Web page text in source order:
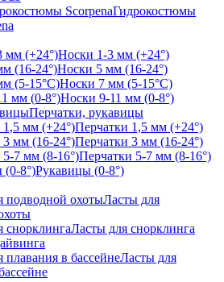
Гидрокостюмы
Носки 1-3 мм (+24°)
Носки 5 мм (16-24°)
Носки 7 мм (5-15°С)
Носки 9-11 мм (0-8°)
Перчатки, рукавицы
Перчатки 1,5 мм (+24°)
Перчатки 3 мм (16-24°)
Перчатки 5-7 мм (8-16°)
Рукавицы (0-8°)
Ласты для
Ласты для снорклинга
Ласты для